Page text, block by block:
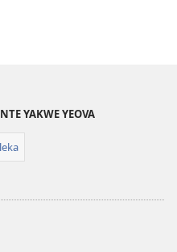
YAKWE YEOVA